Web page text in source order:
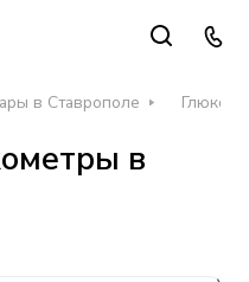
в Ставрополе
в